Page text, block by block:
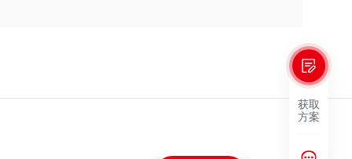
获取
方案